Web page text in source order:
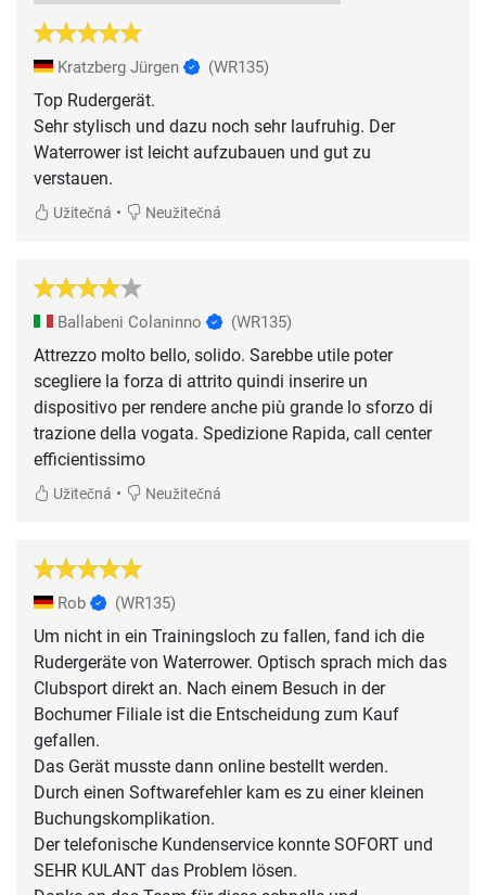
Kratzberg Jürgen (WR135)
Top Rudergerät.
Sehr stylisch und dazu noch sehr laufruhig. Der
Waterrower ist leicht aufzubauen und gut zu
verstauen.
Užitečná • Neužitečná
Ballabeni Colaninno (WR135)
Attrezzo molto bello, solido. Sarebbe utile poter
scegliere la forza di attrito quindi inserire un
dispositivo per rendere anche più grande lo sforzo di
trazione della vogata. Spedizione Rapida, call center
efficientissimo
Užitečná • Neužitečná
Rob (WR135)
Um nicht in ein Trainingsloch zu fallen, fand ich die
Rudergeräte von Waterrower. Optisch sprach mich das
Clubsport direkt an. Nach einem Besuch in der
Bochumer Filiale ist die Entscheidung zum Kauf
gefallen.
Das Gerät musste dann online bestellt werden.
Durch einen Softwarefehler kam es zu einer kleinen
Buchungskomplikation.
Der telefonische Kundenservice konnte SOFORT und
SEHR KULANT das Problem lösen.